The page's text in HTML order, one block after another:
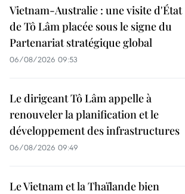
Vietnam-Australie : une visite d'État
de Tô Lâm placée sous le signe du
Partenariat stratégique global
06/08/2026 09:53
Le dirigeant Tô Lâm appelle à
renouveler la planification et le
développement des infrastructures
06/08/2026 09:49
Le Vietnam et la Thaïlande bien